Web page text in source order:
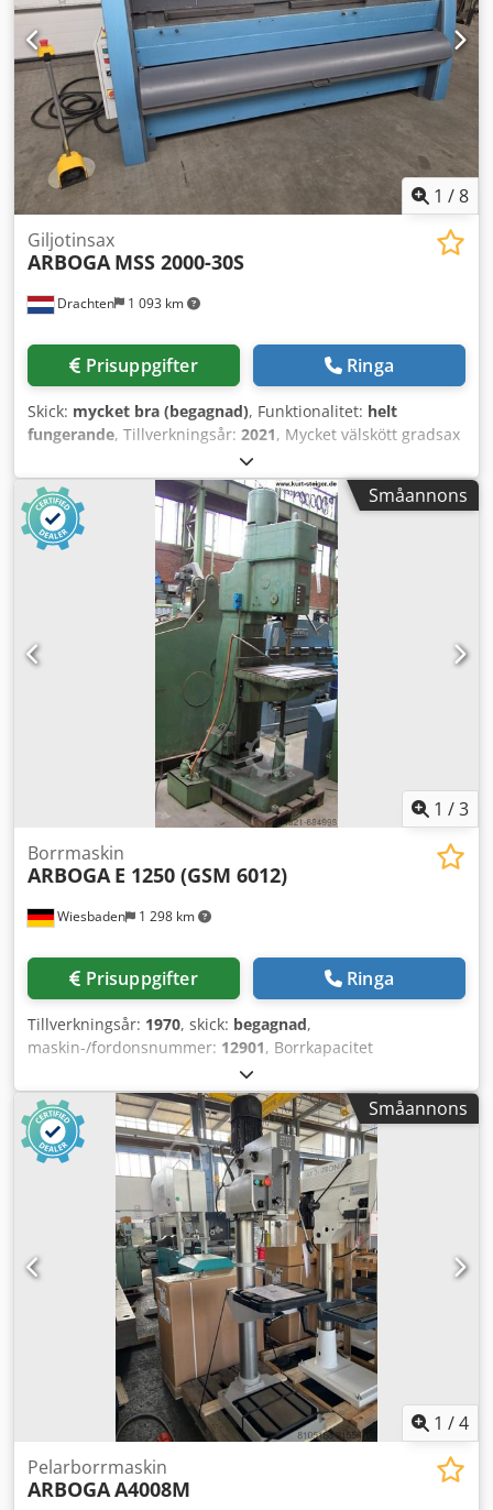
1 /8
Drachten 1 093 km
Giljotinsax
ARBOGA MSS 2000-30S
Prisuppgifter Ringa
Skick: mycket bra (begagnad), Funktionalitet: helt
fungerande, Tillverkningsår: 2021, Mycket välskött gradsax
från Arboga Typ MSS 2000-30S Kapacitet 2025 x 3 mm
Justerbart bakre anslag Automatisk retur Inloppsskydd på
baksidan Dcjdpfx Aeza U Inep Eek
Småannons
1 /3
Wiesbaden 1 298 km
Borrmaskin
ARBOGA E 1250 (GSM 6012)
Prisuppgifter Ringa
Tillverkningsår: 1970, skick: begagnad,
maskin-/fordonsnummer: 12901, Borrkapacitet
stål/gjutjärn: 50/60 mm Spindelupptagning: 5 MK
Uträckning: 400 mm Bordstorlek: 700 x 600 mm
Pinolrörelse: 275 mm Spindelvarvtal: 32–1030 varv/min
Dsdpfx Apoy R Thj Eock Matningar: 4 steg: 0,1–0,4 mm
Drivmotor: 380 V, 2,2/3,7 kW Platsbehov: 700 x 1200 x 2700
mm Vikt: 1240 kg
Småannons
1 /4
Pelarborrmaskin
ARBOGAA4008M